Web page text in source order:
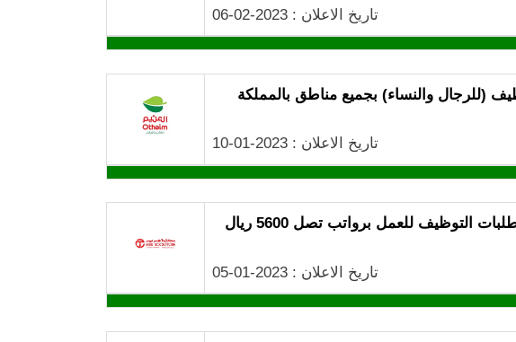
تاريخ الاعلان : 2023-02-06
(للرجال والنساء) بجميع مناطق بالمملكة
تاريخ الاعلان : 2023-01-10
التوظيف للعمل برواتب تصل 5600 ريال
تاريخ الاعلان : 2023-01-05